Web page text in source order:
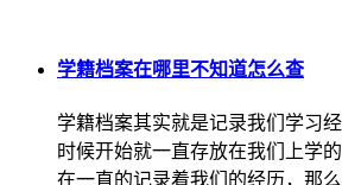
学籍档案在哪里不知道怎么查
学籍档案其实就是记录我们学习
时候开始就一直存放在我们上学
在一直的记录着我们的经历，那